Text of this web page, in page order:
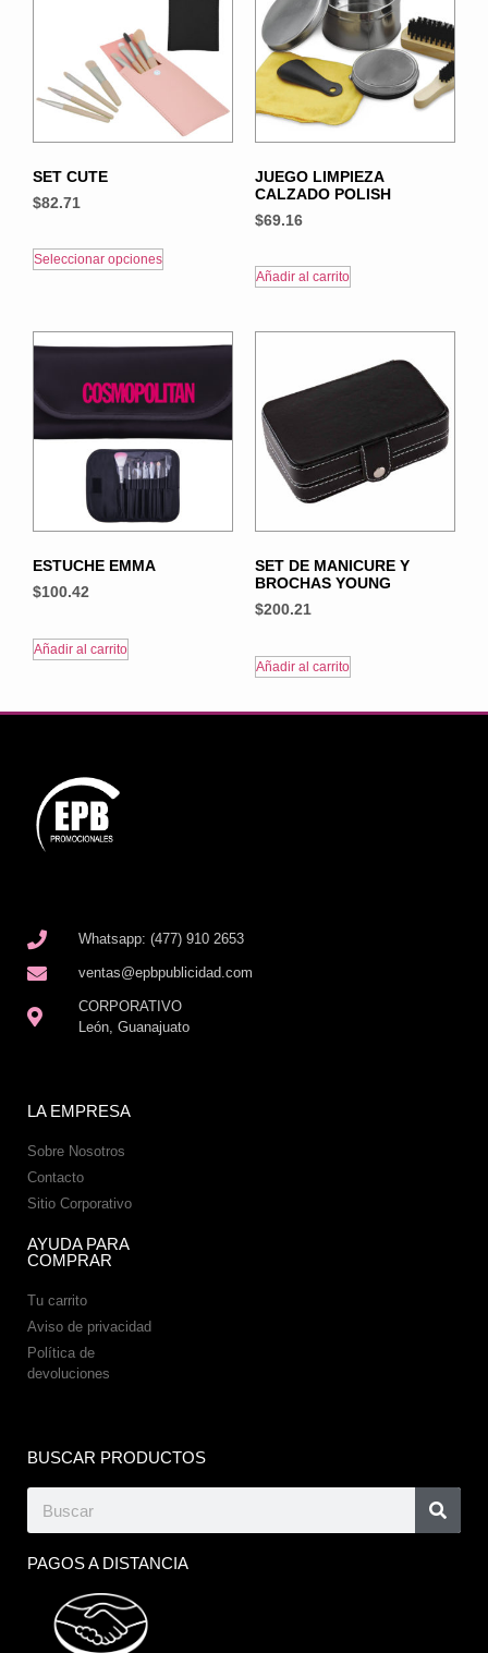
SET CUTE
$82.71
Seleccionar opciones
JUEGO LIMPIEZA
CALZADO POLISH
$69.16
Añadir al carrito
ESTUCHE EMMA
$100.42
Añadir al carrito
SET DE MANICURE Y
BROCHAS YOUNG
$200.21
Añadir al carrito
Whatsapp: (477) 910 2653
ventas@epbpublicidad.com
CORPORATIVO
León, Guanajuato
LA EMPRESA
Sobre Nosotros
Contacto
Sitio Corporativo
AYUDA PARA
COMPRAR
Tu carrito
Aviso de privacidad
Política de
devoluciones
BUSCAR PRODUCTOS
PAGOS A DISTANCIA